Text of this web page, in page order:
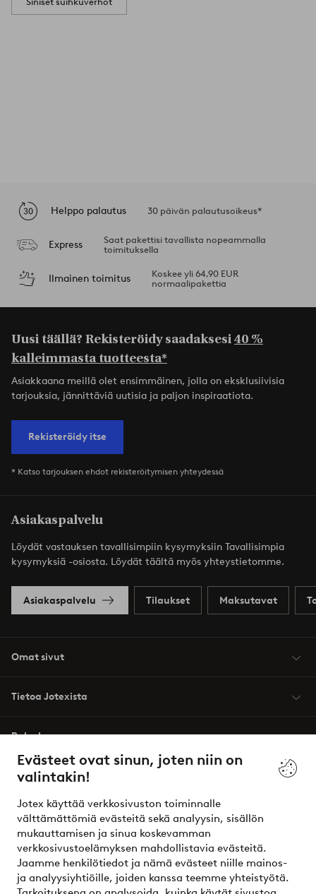
Evästeet ovat sinun, joten niin on
valintakin!
Jotex käyttää verkkosivuston toiminnalle
välttämättömiä evästeitä sekä analyysin, sisällön
mukauttamisen ja sinua koskevamman
verkkosivustoelämyksen mahdollistavia evästeitä.
Jaamme henkilötiedot ja nämä evästeet niille mainos-
ja analyysiyhtiöille, joiden kanssa teemme yhteistyötä.
Helppo palautus 30 päivän palautusoikeus*
Express
Saat pakettisi tavallista nopeammalla
toimituksella
Ilmainen toimitus
Koskee yli 64,90 EUR
normaalipakettia
Uusi täällä? Rekisteröidy saadaksesi40 %
kalleimmasta tuotteesta*
Asiakkaana meillä olet ensimmäinen, jolla on eksklusiivisia
tarjouksia, jännittäviä uutisia ja paljon inspiraatiota.
Rekisteröidy itse
* Katso tarjouksen ehdot rekisteröitymisen yhteydessä
Asiakaspalvelu
Löydät vastauksen tavallisimpiin kysymyksiin Tavallisimpia
kysymyksiä -osiosta. Löydät täältä myös yhteystietomme.
Asiakaspalvelu Tilaukset Maksutavat
Omat sivut
Tietoa Jotexista
Palvelumme
Ehdot
Ystävät
Turvalliset maksut – maksa nyt tai erissä